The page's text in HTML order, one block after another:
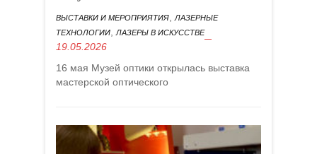
ВЫСТАВКИ И МЕРОПРИЯТИЯ
ЛАЗЕРНЫЕ
ТЕХНОЛОГИИ
ЛАЗЕРЫ В ИСКУССТВЕ
19.05.2026
16 мая Музей оптики открылась выставка
мастерской оптического